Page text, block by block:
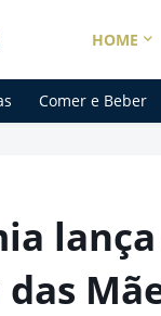
HOME
Comer e Beber